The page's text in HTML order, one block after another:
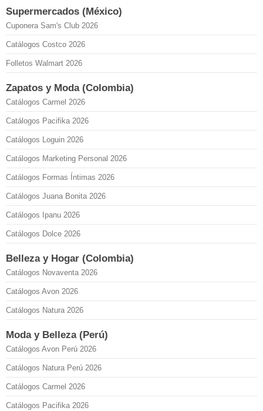
Supermercados (México)
Cuponera Sam's Club 2026
Catálogos Costco 2026
Folletos Walmart 2026
Zapatos y Moda (Colombia)
Catálogos Carmel 2026
Catálogos Pacifika 2026
Catálogos Loguin 2026
Catálogos Marketing Personal 2026
Catálogos Formas Íntimas 2026
Catálogos Juana Bonita 2026
Catálogos Ipanu 2026
Catálogos Dolce 2026
Belleza y Hogar (Colombia)
Catálogos Novaventa 2026
Catálogos Avon 2026
Catálogos Natura 2026
Moda y Belleza (Perú)
Catálogos Avon Perú 2026
Catálogos Natura Perú 2026
Catálogos Carmel 2026
Catálogos Pacifika 2026